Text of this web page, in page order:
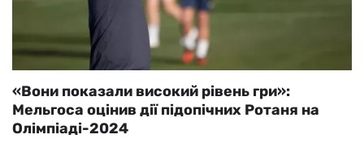
«Вони показали високий рівень гри»:
Мельгоса оцінив дії підопічних Ротаня на
Олімпіаді-2024